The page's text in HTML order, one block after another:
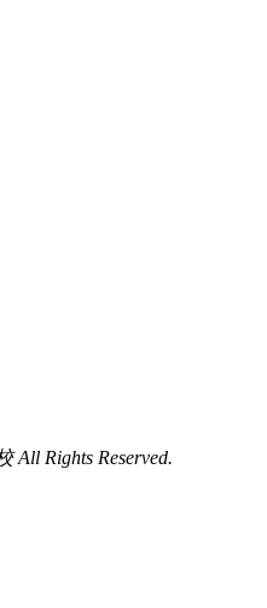
All Rights Reserved.